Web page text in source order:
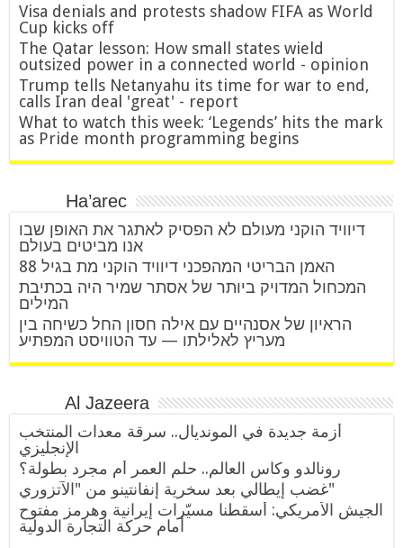
Visa denials and protests shadow FIFA as World
Cup kicks off
The Qatar lesson: How small states wield
outsized power in a connected world - opinion
Trump tells Netanyahu its time for war to end,
calls Iran deal 'great' - report
What to watch this week: ‘Legends’ hits the mark
as Pride month programming begins
Ha’arec
דיוויד הוקני מעולם לא הפסיק לאתגר את האופן שבו
אנו מביטים בעולם
האמן הבריטי המהפכני דיוויד הוקני מת בגיל 88
המכחול המדויק ביותר של אסתר שמיר היה בכתיבת
המילים
הראיון של אסנהיים עם אילה חסון החל כשיחה בין
מעריץ לאלילתו — עד הטוויסט המפתיע
Al Jazeera
أزمة جديدة في المونديال.. سرقة معدات المنتخب
الإنجليزي
رونالدو وكأس العالم.. حلم العمر أم مجرد بطولة؟
غضب إيطالي بعد سخرية إنفانتينو من "الآتزوري"
الجيش الأمريكي: أسقطنا مسيّرات إيرانية وهرمز مفتوح
أمام حركة التجارة الدولية